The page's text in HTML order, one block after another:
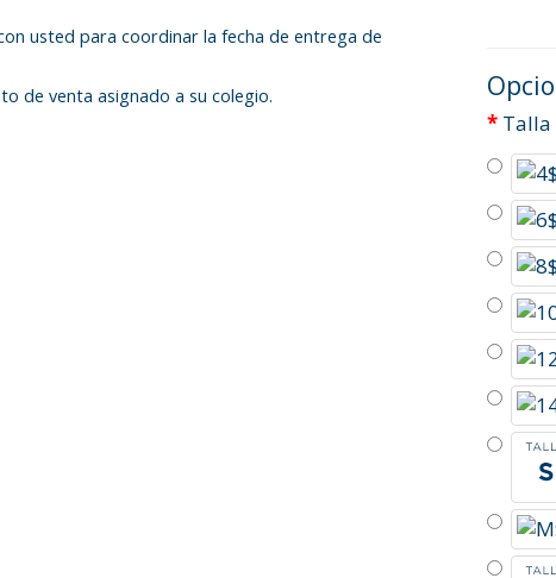
usted para coordinar la fecha de entrega de
de venta asignado a su colegio.
Talla